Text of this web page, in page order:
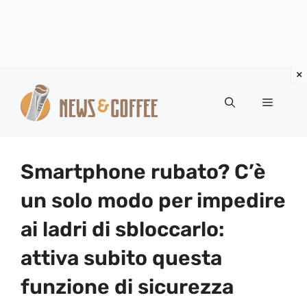
contenuto
Menu
Smartphone rubato? C’è
un solo modo per impedire
ai ladri di sbloccarlo:
attiva subito questa
funzione di sicurezza